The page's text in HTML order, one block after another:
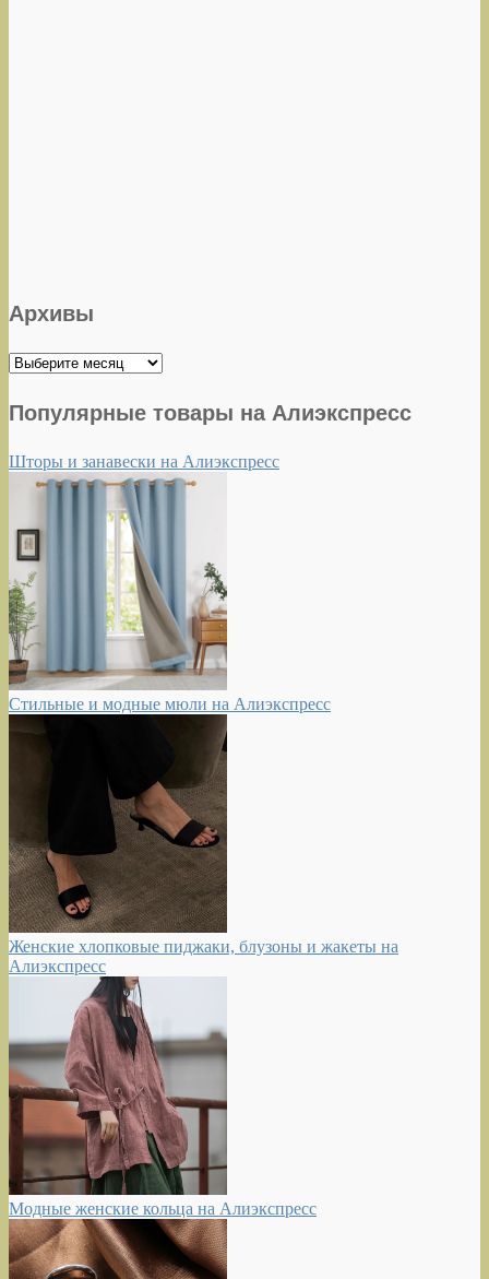
Архивы
Архивы
Популярные товары на Алиэкспресс
Шторы и занавески на Алиэкспресс
Стильные и модные мюли на Алиэкспресс
Женские хлопковые пиджаки, блузоны и жакеты на
Алиэкспресс
Модные женские кольца на Алиэкспресс